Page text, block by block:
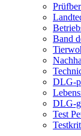
Band
DLG-
DLG-
Test